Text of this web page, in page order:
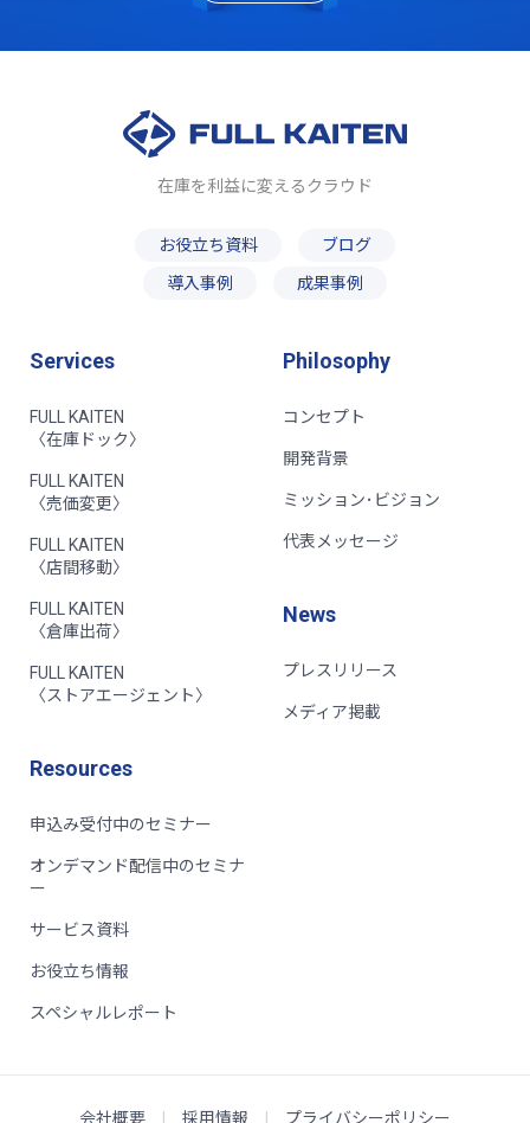
在庫を利益に変えるクラウド
お役立ち資料
ブログ
導入事例
成果事例
Services
FULL KAITEN
〈在庫ドック〉
FULL KAITEN
〈売価変更〉
FULL KAITEN
〈店間移動〉
FULL KAITEN
〈倉庫出荷〉
FULL KAITEN
〈ストアエージェント〉
Philosophy
コンセプト
開発背景
ミッション･ビジョン
代表メッセージ
News
プレスリリース
メディア掲載
Resources
申込み受付中のセミナー
オンデマンド配信中のセミナ
ー
サービス資料
お役立ち情報
スペシャルレポート
会社概要 採用情報 プライバシーポリシー